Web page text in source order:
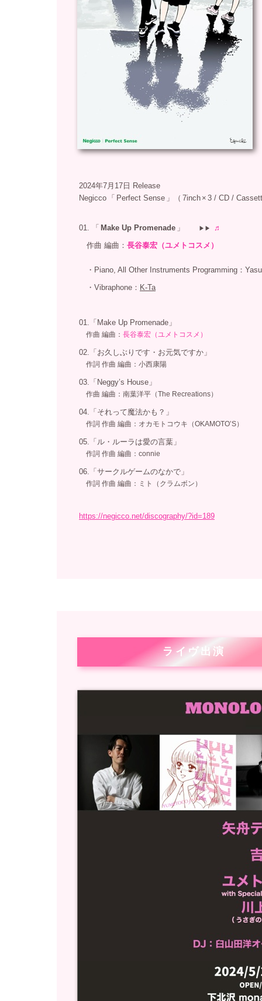
ライヴ出演
2024年7月17日 Release
Negicco 「 Perfect Sense 」（ 7inch × 3 / CD /
01. 「 Make Up Promenade 」 ▶︎▶
♬
作曲 編曲： 長谷泰宏（ユメトコスメ）
・ Piano, All Other Instruments Programming：
・ Vibraphone： K-Ta
01.「Make Up Promenade」
作曲 編曲： 長谷泰宏（ユメトコスメ）
02.「お久しぶりです・お元気ですか」
作詞 作曲 編曲：小西康陽
03.「Neggy’s House」
作曲 編曲：南葉洋平（The Recreations）
04.「それって魔法かも？」
作詞 作曲 編曲：オカモトコウキ（OKAMOTO’S）
05.「ル・ルーラは愛の言葉」
作詞 作曲 編曲：connie
06.「サークルゲームのなかで」
作詞 作曲 編曲：ミト（クラムボン）
https://negicco.net/discography/?id=189